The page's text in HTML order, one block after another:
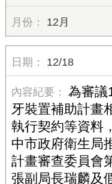
12月
12/18
為審議
牙裝置補助計畫
執行契約等資料
中市政府衛生局
計畫審查委員會
張副局長瑞麟及